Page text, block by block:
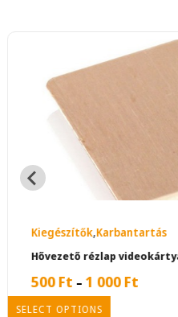
SELECT OPTIONS
Kiegészítők,Karbantartás
Hővezető rézlap
500Ft – 1 000Ft